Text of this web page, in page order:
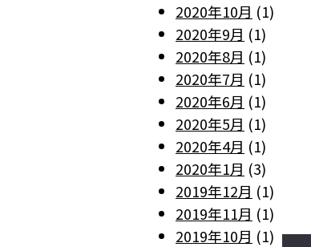
2020年10月 (1)
2020年9月 (1)
2020年8月 (1)
2020年7月 (1)
2020年6月 (1)
2020年5月 (1)
2020年4月 (1)
2020年1月 (3)
2019年12月 (1)
2019年11月 (1)
2019年10月 (1)